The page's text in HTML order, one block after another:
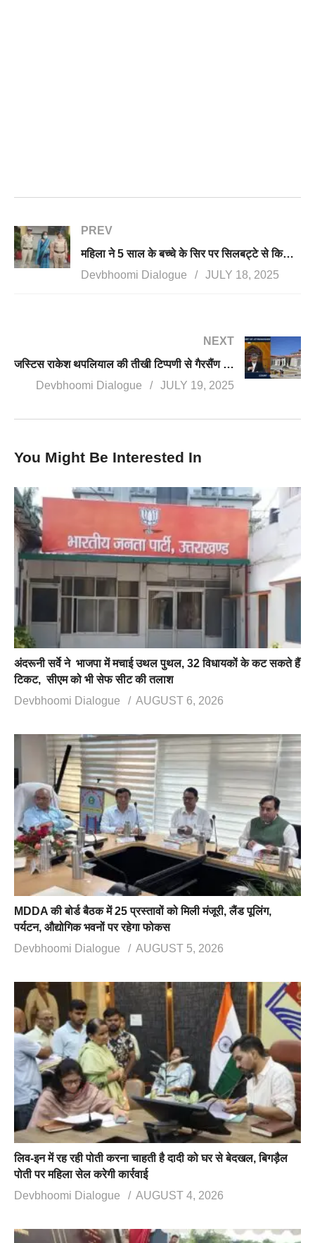
PREV
महिला ने 5 साल के बच्चे के सिर पर सिलबट्टे से किया वार, कोमा में बच्चा, महिला गिरफ्तार
Devbhoomi Dialogue
JULY 18, 2025
NEXT
जस्टिस राकेश थपलियाल की तीखी टिप्पणी से गैरसैंण पर गरमाया पारा, नेताओं से कहा, जनता को गुमराह मत करो, बस अटैची लेकर पहुंच जाते हो
Devbhoomi Dialogue
JULY 19, 2025
You Might Be Interested In
अंदरूनी सर्वे ने भाजपा में मचाई उथल पुथल, 32 विधायकों के कट सकते हैं
टिकट, सीएम को भी सेफ सीट की तलाश
Devbhoomi Dialogue
AUGUST 6, 2026
MDDA की बोर्ड बैठक में 25 प्रस्तावों को मिली मंजूरी, लैंड पूलिंग,
पर्यटन, औद्योगिक भवनों पर रहेगा फोकस
Devbhoomi Dialogue
AUGUST 5, 2026
लिव-इन में रह रही पोती करना चाहती है दादी को घर से बेदखल, बिगड़ैल
पोती पर महिला सेल करेगी कार्रवाई
Devbhoomi Dialogue
AUGUST 4, 2026